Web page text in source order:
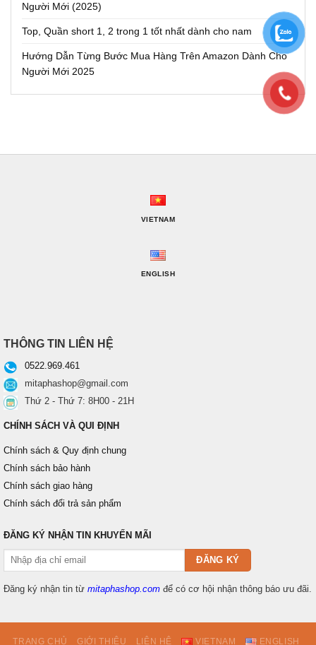
Người Mới (2025)
Top, Quần short 1, 2 trong 1 tốt nhất dành cho nam
Hướng Dẫn Từng Bước Mua Hàng Trên Amazon Dành Cho
Người Mới 2025
VIETNAM
ENGLISH
THÔNG TIN LIÊN HỆ
0522.969.461
mitaphashop@gmail.com
Thứ 2 - Thứ 7: 8H00 - 21H
CHÍNH SÁCH VÀ QUI ĐỊNH
Chính sách & Quy định chung
Chính sách bảo hành
Chính sách giao hàng
Chính sách đổi trả sản phẩm
ĐĂNG KÝ NHẬN TIN KHUYẾN MÃI
Đăng ký nhận tin từ mitaphashop.com để có cơ hội nhận thông báo ưu đãi.
TRANG CHỦ GIỚI THIỆU LIÊN HỆ VIETNAM ENGLISH